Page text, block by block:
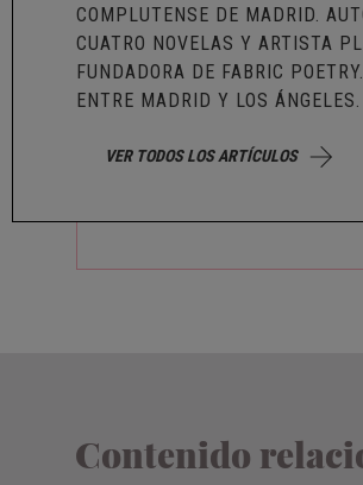
COMPLUTENSE DE MADRID.
CUATRO NOVELAS Y ARTISTA
FUNDADORA DE FABRIC POETRY
ENTRE MADRID Y LOS ÁNGELES.
VER TODOS LOS ARTÍCULOS
Contenido